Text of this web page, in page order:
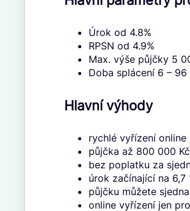
Úrok od 4.8%
RPSN od 4.9%
Max. výše půjčky 5
Doba splácení 6 – 96
Hlavní výhody
rychlé vyřízení online
půjčka až 800 000
bez poplatku za
úrok začínající na 6,7
půjčku můžete
online vyřízení jen